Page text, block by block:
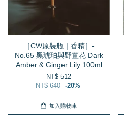
［CW原裝瓶｜香精］-
No.65 黑琥珀與野薑花 Dark
Amber & Ginger Lily 100ml
NT$ 512
NT$ 640 -20%
加入購物車